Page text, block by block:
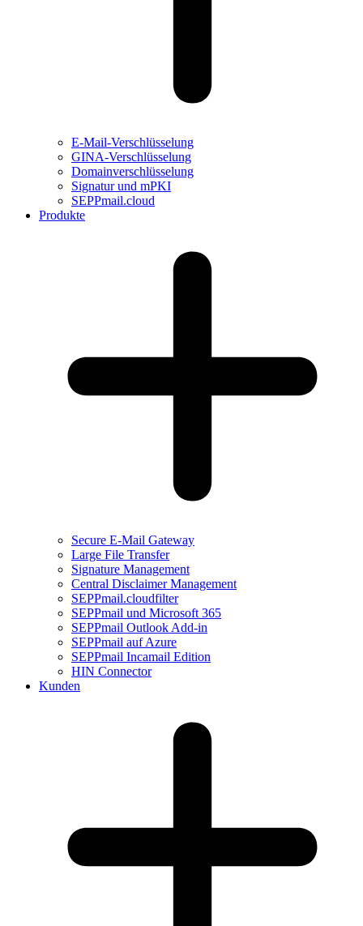
E-Mail-Verschlüsselung
GINA-Verschlüsselung
Domainverschlüsselung
Signatur und mPKI
SEPPmail.cloud
Produkte
Secure E-Mail Gateway
Large File Transfer
Signature Management
Central Disclaimer Management
SEPPmail.cloudfilter
SEPPmail und Microsoft 365
SEPPmail Outlook Add-in
SEPPmail auf Azure
SEPPmail Incamail Edition
HIN Connector
Kunden